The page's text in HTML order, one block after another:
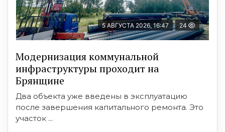
5 АВГУСТА 2026, 16:47 24
Модернизация коммунальной
инфраструктуры проходит на
Брянщине
Два объекта уже введены в эксплуатацию
после завершения капитального ремонта. Это
участок ...